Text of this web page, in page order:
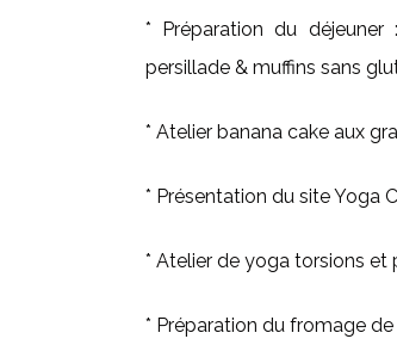
* Préparation du déjeuner
persillade & muffins sans
* Atelier banana cake aux
* Présentation du site Yoga
* Atelier de yoga torsions et
* Préparation du fromage